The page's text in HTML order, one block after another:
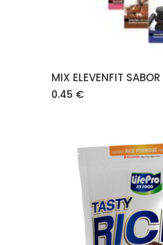
MIX ELEVENFIT
0.45 €
AÑADIR